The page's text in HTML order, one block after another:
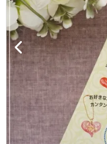
生地類
カルトナージュLeather用
金具・パーツ類
フルキット
Jolipapier